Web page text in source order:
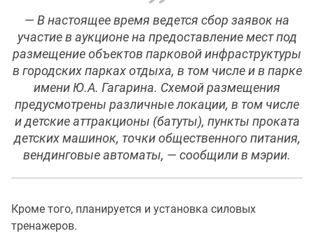
— В настоящее время ведется сбор заявок на
участие в аукционе на предоставление мест под
размещение объектов парковой инфраструктуры
в городских парках отдыха, в том числе и в парке
имени Ю.А. Гагарина. Схемой размещения
предусмотрены различные локации, в том числе
и детские аттракционы (батуты), пункты проката
детских машинок, точки общественного питания,
вендинговые автоматы, — сообщили в мэрии.
Кроме того, планируется и установка силовых
тренажеров.